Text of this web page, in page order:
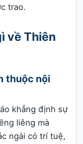
trao.
về Thiên
thuộc nội
khẳng định sự
liêng mà
ngài có trí tuệ,